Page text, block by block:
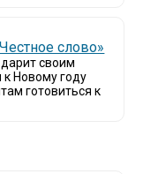
слово»
своим
Новому году
готовиться к